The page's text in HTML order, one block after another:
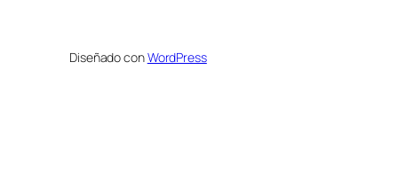
Diseñado conWordPress